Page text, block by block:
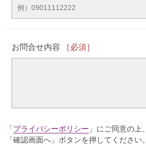
お問合せ内容 ［必須］
「プライバシーポリシー 」にご同意の上、
「確認画面へ」ボタンを押してください。